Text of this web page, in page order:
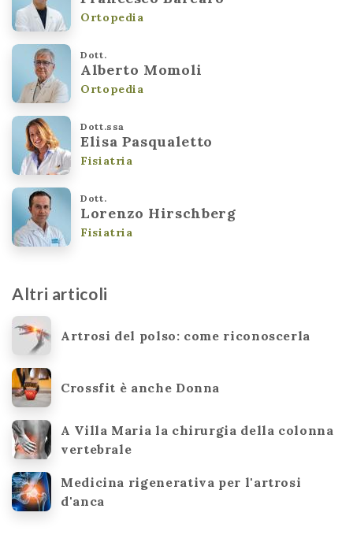
Ortopedia
Dott.
Alberto Momoli
Ortopedia
Dott.ssa
Elisa Pasqualetto
Fisiatria
Dott.
Lorenzo Hirschberg
Fisiatria
Altri articoli
Artrosi del polso: come riconoscerla
Crossfit è anche Donna
A Villa Maria la chirurgia della colonna
vertebrale
Medicina rigenerativa per l'artrosi
d'anca